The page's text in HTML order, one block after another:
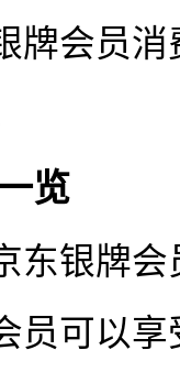
牌会员
览
东银牌
员可以